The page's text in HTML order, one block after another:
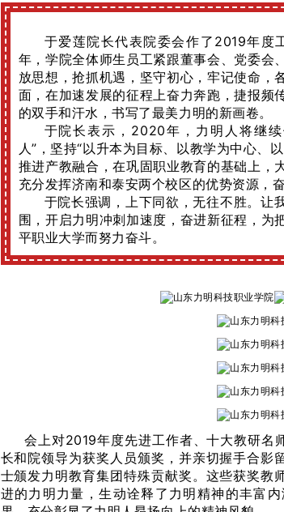
于爱莲院长代表院委会作了2019年度
年，学院全体师生员工紧跟董事会、党委会
放思想，抢抓机遇，坚守初心，牢记使命，
面，在加速发展的征程上奋力奔跑，捷报频
的双手和汗水，书写了最美力明的新画卷。
于院长表示，2020年，力明人将继
人”，坚持“以升本为目标、以教学为中心、
推进产教融合，在巩固职业教育的基础上，
充分发挥济南和泰安两个校区的优势资源，
于院长强调，上下同欲，无往不胜。让
围，开启力明冲刺加速度，奋进新征程，为
平职业大学而努力奋斗。
会上对2019年度先进工作者、十大教研名
长和院领导为获奖人员颁奖，并亲切握手合影
士颁发力明教育集团特殊贡献奖。这些获奖教
进的力明力量，生动诠释了力明精神的丰富